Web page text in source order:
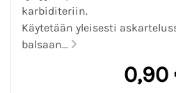
karbiditeriin.
Käytetään yleisesti
balsaan...
0,90